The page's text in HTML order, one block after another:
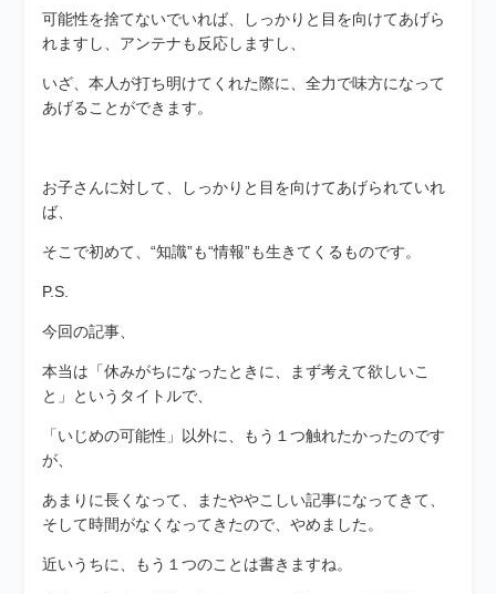
可能性を捨てないでいれば、しっかりと目を向けてあげら
れますし、アンテナも反応しますし、
いざ、本人が打ち明けてくれた際に、全力で味方になって
あげることができます。
お子さんに対して、しっかりと目を向けてあげられていれ
ば、
そこで初めて、“知識”も“情報”も生きてくるものです。
P.S.
今回の記事、
本当は「休みがちになったときに、まず考えて欲しいこ
と」というタイトルで、
「いじめの可能性」以外に、もう１つ触れたかったのです
が、
あまりに長くなって、またややこしい記事になってきて、
そして時間がなくなってきたので、やめました。
近いうちに、もう１つのことは書きますね。